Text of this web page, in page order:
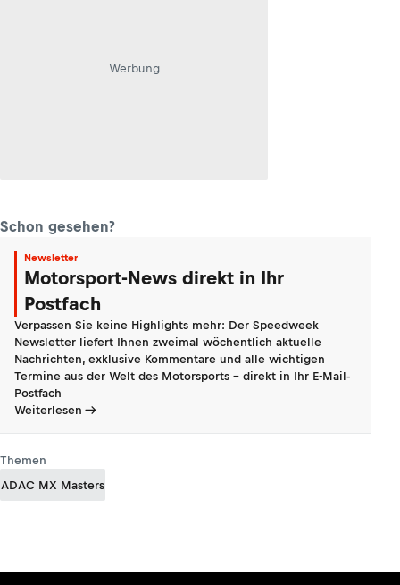
Werbung
Schon gesehen?
Newsletter
Motorsport-News direkt in Ihr
Postfach
Verpassen Sie keine Highlights mehr: Der Speedweek
Newsletter liefert Ihnen zweimal wöchentlich aktuelle
Nachrichten, exklusive Kommentare und alle wichtigen
Termine aus der Welt des Motorsports - direkt in Ihr E-Mail-
Postfach
Weiterlesen
Themen
ADAC MX Masters